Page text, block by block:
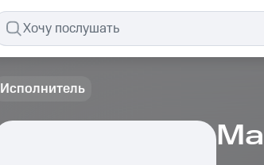
Исполнитель